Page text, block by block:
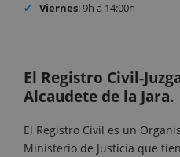
Viernes: 9h a 14:00h
El Registro Civil-
Alcaudete de la Jara.
El Registro Civil es un
Ministerio de Justicia que